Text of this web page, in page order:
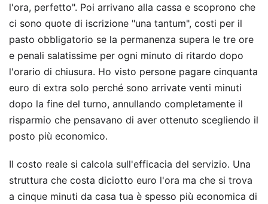
l'ora, perfetto". Poi arrivano alla cassa e scoprono che
ci sono quote di iscrizione "una tantum", costi per il
pasto obbligatorio se la permanenza supera le tre ore
e penali salatissime per ogni minuto di ritardo dopo
l'orario di chiusura. Ho visto persone pagare cinquanta
euro di extra solo perché sono arrivate venti minuti
dopo la fine del turno, annullando completamente il
risparmio che pensavano di aver ottenuto scegliendo il
posto più economico.
Il costo reale si calcola sull'efficacia del servizio. Una
struttura che costa diciotto euro l'ora ma che si trova
a cinque minuti da casa tua è spesso più economica di